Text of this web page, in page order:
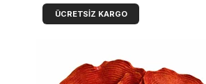
ÜCRETSIZ KARGO